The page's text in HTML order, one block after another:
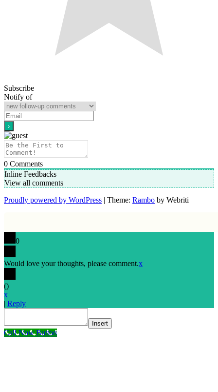
Subscribe
Notify of
0 Comments
Inline Feedbacks
View all comments
Proudly powered by WordPress | Theme: Rambo by Webriti
0
Would love your thoughts, please comment.x
()
x
| Reply
Insert
Call Now Button